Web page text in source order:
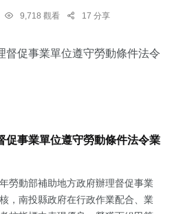
9,718 觀看 17 分享
促事業單位遵守勞動條件法令業
勞動部補助地方政府辦理督促事業
，南投縣政府在行政作業配合、業